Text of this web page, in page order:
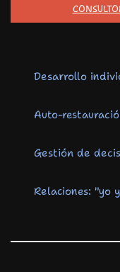
Desarrollo
Auto-
Gestión de
Relaciones: "yo